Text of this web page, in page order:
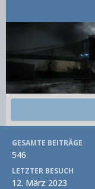
GESAMTE BEITRÄGE
546
LETZTER BESUCH
12. März 2023